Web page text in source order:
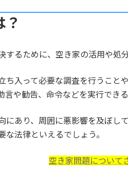
るために、空き家の活用や処
ち入って必要な調査を行うこ
や勧告、命令などを実行でき
にあり、周囲に悪影響を及ぼ
法律といえるでしょう。
空き家問題について